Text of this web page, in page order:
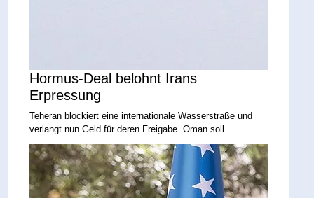
Hormus-Deal belohnt Irans
Erpressung
Teheran blockiert eine internationale Wasserstraße und
verlangt nun Geld für deren Freigabe. Oman soll ...